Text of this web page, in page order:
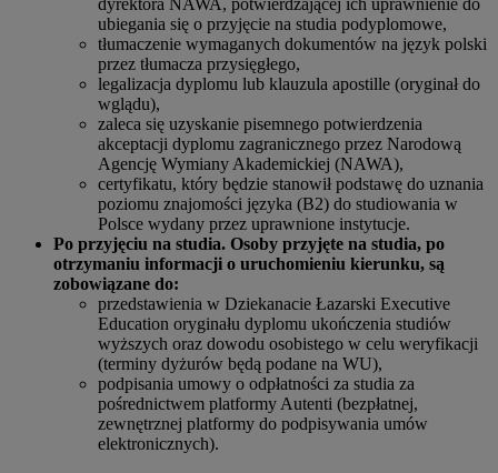
ubiegania się o przyjęcie na studia podyplomowe,
tłumaczenie wymaganych dokumentów na język polski
przez tłumacza przysięgłego,
legalizacja dyplomu lub klauzula apostille (oryginał do
wglądu),
zaleca się uzyskanie pisemnego potwierdzenia
akceptacji dyplomu zagranicznego przez Narodową
Agencję Wymiany Akademickiej (NAWA),
certyfikatu, który będzie stanowił podstawę do uznania
poziomu znajomości języka (B2) do studiowania w
Polsce wydany przez uprawnione instytucje.
Po przyjęciu na studia. Osoby przyjęte na studia, po
otrzymaniu informacji o uruchomieniu kierunku, są
zobowiązane do:
przedstawienia w Dziekanacie Łazarski Executive
Education oryginału dyplomu ukończenia studiów
wyższych oraz dowodu osobistego w celu weryfikacji
(terminy dyżurów będą podane na WU),
podpisania umowy o odpłatności za studia za
pośrednictwem platformy Autenti (bezpłatnej,
zewnętrznej platformy do podpisywania umów
elektronicznych).